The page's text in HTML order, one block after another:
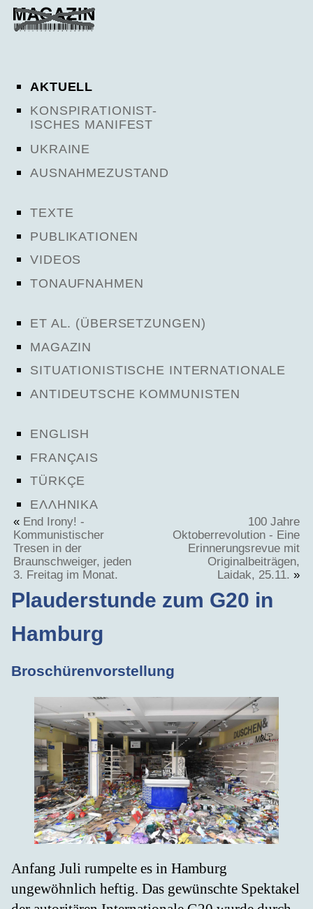
AKTUELL
KONSPIRATIONIST-
ISCHES MANIFEST
UKRAINE
AUSNAHMEZUSTAND
TEXTE
PUBLIKATIONEN
VIDEOS
TONAUFNAHMEN
ET AL. (ÜBERSETZUNGEN)
MAGAZIN
SITUATIONISTISCHE INTERNATIONALE
ANTIDEUTSCHE KOMMUNISTEN
ENGLISH
FRANÇAIS
TÜRKÇE
ΕΛΛΗΝΙΚΑ
« End Irony! -
Kommunistischer
Tresen in der
Braunschweiger, jeden
3. Freitag im Monat.
100 Jahre
Oktoberrevolution - Eine
Erinnerungsrevue mit
Originalbeiträgen,
Laidak, 25.11. »
Plauderstunde zum G20 in
Hamburg
Broschürenvorstellung
Anfang Juli rumpelte es in Hamburg
ungewöhnlich heftig. Das gewünschte Spektakel